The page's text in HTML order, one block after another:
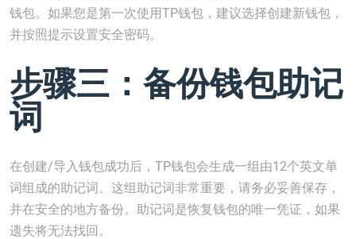
钱包。如果您是第一次使用TP钱包，建议选择创建新钱包，
并按照提示设置安全密码。
步骤三：备份钱包助记
词
在创建/导入钱包成功后，TP钱包会生成一组由12个英文单
词组成的助记词。这组助记词非常重要，请务必妥善保存，
并在安全的地方备份。助记词是恢复钱包的唯一凭证，如果
遗失将无法找回。